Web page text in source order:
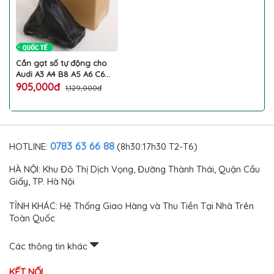
Cần gạt số tự động cho
Audi A3 A4 B8 A5 A6 C6
Q5 Q7 2009-2013 cao cấp
905,000đ 1,129,000đ
HOTLINE: 0783 63 66 88 (8h30:17h30 T2-T6)
HÀ NỘI: Khu Đô Thị Dịch Vọng, Đường Thành Thái, Quận Cầu
Giấy, TP. Hà Nội
TỈNH KHÁC: Hệ Thống Giao Hàng và Thu Tiền Tại Nhà Trên
Toàn Quốc
Các thông tin khác